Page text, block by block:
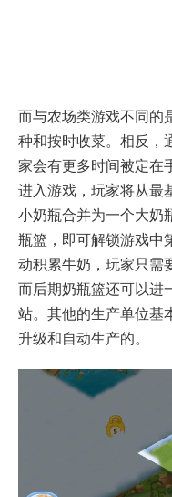
而与农场类游戏不同的
种和按时收菜。相反，
家会有更多时间被定在
进入游戏，玩家将从最
小奶瓶合并为一个大奶
瓶篮，即可解锁游戏中
动积累牛奶，玩家只需
而后期奶瓶篮还可以进
站。其他的生产单位基
升级和自动生产的。